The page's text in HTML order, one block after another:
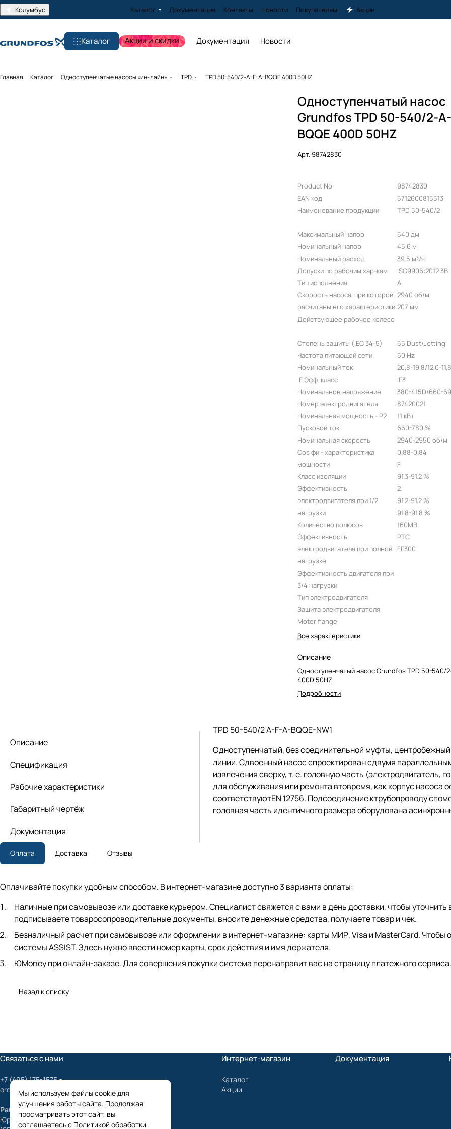
Колумбус Каталог Документация Контакты Новости Покупателям Акции
Каталог Акции и скидки Документация Новости
Главная Каталог Одноступенчатые насосы «ин-лайн» TPD TPD 50-540/2-A-F-A-BQQE 400D 50HZ
Одноступенчатый насос
Grundfos TPD 50-540/2-
BQQE 400D 50HZ
Арт.98742830
Product No
EAN код
Наименование продукции
98742830
5712600815513
TPD 50-540/2
Максимальный напор
Номинальный напор
Номинальный расход
Допуски по рабочим хар-кам
Тип исполнения
Скорость насоса, при которой
расчитаны его характеристики
Действующее рабочее колесо
540 дм
45.6 м
39.5 м³/ч
ISO9906:2012 3B
A
2940 об/м
207 мм
Степень защиты (IEC 34-5)
Частота питающей сети
Номинальный ток
IE Эфф. класс
Номинальное напряжение
Номер электродвигателя
Номинальная мощность - P2
Пусковой ток
Номинальная скорость
Cos фи - характеристика
мощности
Класс изоляции
Эффективность
электродвигателя при 1/2
нагрузки
Количество полюсов
Эффективность
электродвигателя при полной
нагрузке
Эффективность двигателя при
3/4 нагрузки
Тип электродвигателя
Защита электродвигателя
Motor flange
55 Dust/Jetting
50 Hz
20,8-19,8/12,0-
IE3
380-415D/660-
87420021
11 кВт
660-780 %
2940-2950 об/м
0.88-0.84
F
91.3-91.2 %
2
91.2-91.2 %
91.8-91.8 %
160MB
PTC
FF300
Все характеристики
Описание
Одноступенчатый насос Grundfos TPD 50-540/
400D 50HZ
Подробности
Описание
Спецификация
Рабочие характеристики
Габаритный чертёж
Документация
TPD 50-540/2 A-F-A-BQQE-NW1
Одноступенчатый, без соединительной муфты,
линии. Сдвоенный насос спроектирован сдвумя
извлечения сверху,т. е. головную часть (электродвигатель,
для обслуживания или ремонта втовремя, как корпус насоса
соответствуютEN 12756. Подсоединение ктрубопроводу
головная часть идентичного размера оборудована
Оплата Доставка Отзывы
Оплачивайте покупки удобным способом. В интернет-магазине доступно 3 варианта оплаты:
Наличные при самовывозе или доставке курьером. Специалист свяжется с вами в день доставки, чтобы
подписываете товаросопроводительные документы, вносите денежные средства, получаете товар и чек.
Безналичный расчет при самовывозе или оформлении в интернет-магазине: карты МИР, Visa и MasterCard. Чтобы
системы ASSIST. Здесь нужно ввести номер карты, срок действия и имя держателя.
ЮMoney при онлайн-заказе. Для совершения покупки система перенаправит вас на страницу платежного
Назад к списку
Связаться с нами
+7 (495) 175-1575
order@mygrundfos.ru
Работаем только с юридическими лицами
Юридический адрес:
Интернет-магазин
Каталог
Акции
Документация
Мы используем файлы cookie для
улучшения работы сайта. Продолжая
просматривать этот сайт, вы
соглашаетесь с Политикой обработки